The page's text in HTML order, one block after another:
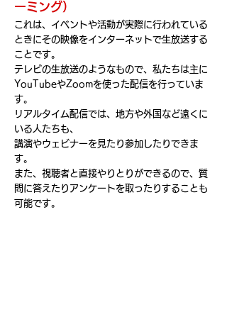
ーミング）
これは、イベントや活動が実際に行われている
ときにその映像をインターネットで生放送する
ことです。
テレビの生放送のようなもので、 私たちは主に
YouTubeやZoomを使った配信を行っていま
す。
リアルタイム配信では、地方や外国など遠くに
いる人たちも、
講演やウェビナーを見たり参加したりできま
す。
また、視聴者と直接やりとりができるので、質
問に答えたりアンケートを取ったりすることも
可能です。